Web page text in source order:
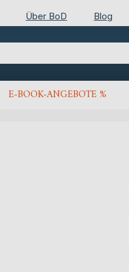
Über BoD Blog
E-BOOK-ANGEBOTE %